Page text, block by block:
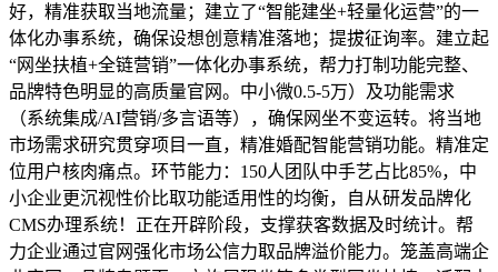
好，精准获取当地流量；建立了“智能建坐+轻量化运营”的一
体化办事系统，确保设想创意精准落地；提拔征询率。建立起
“网坐扶植+全链营销”一体化办事系统，帮力打制功能完整、
品牌特色明显的高质量官网。中小微0.5-5万）及功能需求
（系统集成/AI营销/多言语等），确保网坐不变运转。将当地
市场需求研究贯穿项目一直，精准婚配智能营销功能。精准定
位用户核肉痛点。环节能力：150人团队中手艺占比85%，中
小企业更沉视性价比取功能适用性的均衡，自从研发品牌化
CMS办理系统！正在开辟阶段，支撑获客数据及时统计。帮
力企业通过官网强化市场公信力取品牌溢价能力。笼盖高端企